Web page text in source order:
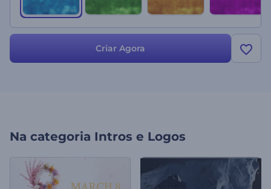
Criar Agora
Na categoria Intros e Logos